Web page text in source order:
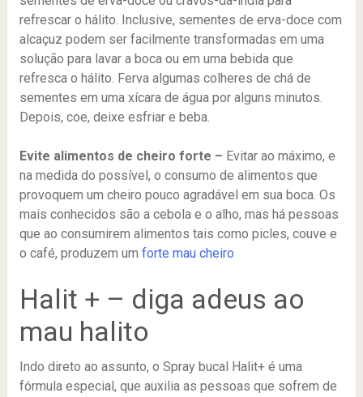
refrescar o hálito. Inclusive, sementes de erva-doce com
alcaçuz podem ser facilmente transformadas em uma
solução para lavar a boca ou em uma bebida que
refresca o hálito. Ferva algumas colheres de chá de
sementes em uma xícara de água por alguns minutos.
Depois, coe, deixe esfriar e beba.
Evite alimentos de cheiro forte – Evitar ao máximo, e
na medida do possível, o consumo de alimentos que
provoquem um cheiro pouco agradável em sua boca. Os
mais conhecidos são a cebola e o alho, mas há pessoas
que ao consumirem alimentos tais como picles, couve e
o café, produzem um forte mau cheiro
Halit + – diga adeus ao
mau halito
Indo direto ao assunto, o Spray bucal Halit+ é uma
fórmula especial, que auxilia as pessoas que sofrem de